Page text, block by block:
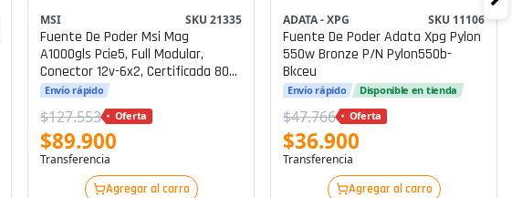
MSI SKU 21335
Fuente De Poder Msi Mag
A1000gls Pcie5, Full Modular,
Conector 12v-6x2, Certificada 80
Plus Gold
Envío rápido
$127.553 Oferta
$89.900
Transferencia
Agregar al carro
ADATA - XPG SKU 11106
Fuente De Poder Adata Xpg Pylon
550w Bronze P/n Pylon550b-
Bkceu
Envío rápido Disponible en tienda
$47.766 Oferta
$36.900
Transferencia
Agregar al carro